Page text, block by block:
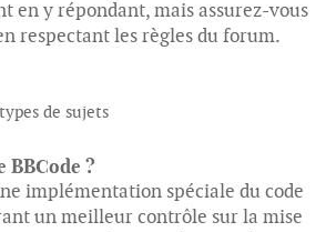
en y répondant, mais assurez-vous
respectant les règles du forum.
de sujets
BBCode ?
implémentation spéciale du code
un meilleur contrôle sur la mise